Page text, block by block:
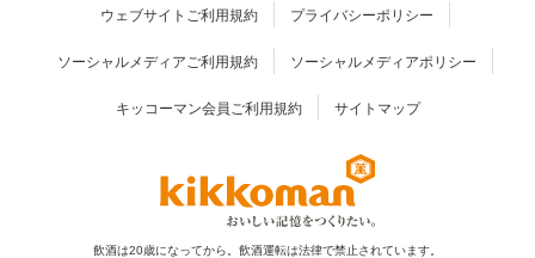
ウェブサイトご利用規約 プライバシーポリシー
ソーシャルメディアご利用規約 ソーシャルメディアポリシー
キッコーマン会員ご利用規約 サイトマップ
飲酒は20歳になってから。飲酒運転は法律で禁止されています。